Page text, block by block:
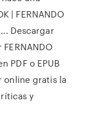
| FERNANDO
Descargar
PDF o EPUB
online gratis la
y